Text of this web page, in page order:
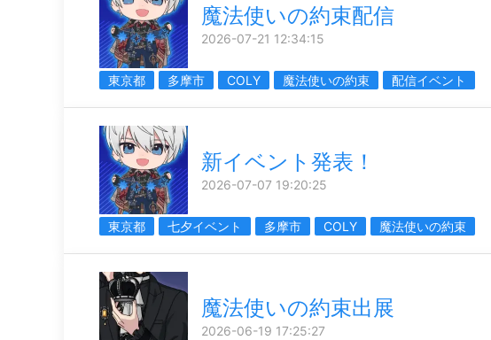
魔法使いの約束配信
2026-07-21 12:34:15
東京都 多摩市 COLY 魔法使いの約束 配信イベント
新イベント発表！
2026-07-07 19:20:25
東京都 七夕イベント 多摩市 COLY 魔法使いの約束
魔法使いの約束出展
2026-06-19 17:25:27